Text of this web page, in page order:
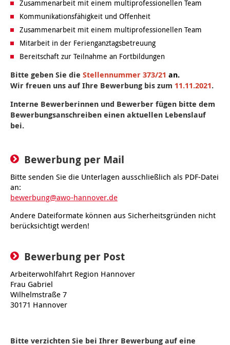
Kindertagesstätte Schneiderberg
Kindertagesstätte Sylter Weg
Kindertagesstätte Tresckowstraße
Kindertagesstätte Voltmerstraße
Kindertagesstätte Wiehbergstraße
Offene Sprach-Sprechstunde
Kindertagesstätte Mühenkamp / Familienzentrum
Kindertagesstätte Petermannstraße /
Kindertagesstätte Pfarrlandplatz
Hör- und Sprachheilkindergarten Ratswiese
Kindertagesstätte Schneiderberg
Kindertagesstätte Schweriner Straße /
Familienzentrum
Kindertagesstätte Sylter Weg
Kindertagesstätte Wiehbergstraße
Zusammenarbeit mit einem multiprofessionellen Team
Kommunikationsfähigkeit und Offenheit
Zusammenarbeit mit einem multiprofessionellen Team
Mitarbeit in der Ferienganztagsbetreuung
Bereitschaft zur Teilnahme an Fortbildungen
Bitte geben Sie die Stellennummer 373/21 an.
Wir freuen uns auf Ihre Bewerbung bis zum 11.11.2021.
Interne Bewerberinnen und Bewerber fügen bitte dem
Bewerbungsanschreiben einen aktuellen Lebenslauf
bei.
Bewerbung per Mail
Bitte senden Sie die Unterlagen ausschließlich als PDF-Datei
an:
bewerbung@awo-hannover.de
Andere Dateiformate können aus Sicherheitsgründen nicht
berücksichtigt werden!
Bewerbung per Post
Arbeiterwohlfahrt Region Hannover
Frau Gabriel
Wilhelmstraße 7
30171 Hannover
Bitte verzichten Sie bei Ihrer Bewerbung auf eine